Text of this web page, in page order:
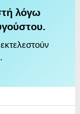
λόγω